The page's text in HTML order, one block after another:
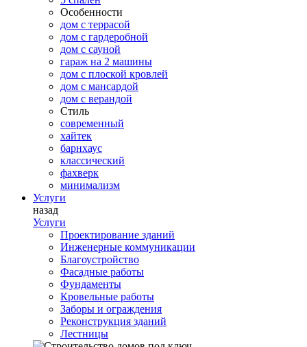
Особенности
дом с террасой
дом с гардеробной
дом с сауной
гараж на 2 машины
дом с плоской кровлей
дом с мансардой
дом с верандой
Стиль
современный
хайтек
барнхаус
классический
фахверк
минимализм
Услуги
назад
Услуги
Проектирование зданий
Инженерные коммуникации
Благоустройство
Фасадные работы
Фундаменты
Кровельные работы
Заборы и ограждения
Реконструкция зданий
Лестницы